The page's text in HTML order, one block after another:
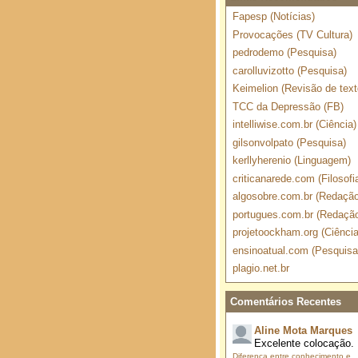
Fapesp (Notícias)
Provocações (TV Cultura)
pedrodemo (Pesquisa)
carolluvizotto (Pesquisa)
Keimelion (Revisão de
TCC da Depressão (FB)
intelliwise.com.br (Ciência)
gilsonvolpato (Pesquisa)
kerllyherenio (Linguagem)
criticanarede.com
algosobre.com.br
portugues.com.br
projetoockham.org
ensinoatual.com
plagio.net.br
Comentários Recentes
Aline Mota Marques
Excelente colocação.
Diferença entre conhecimento e